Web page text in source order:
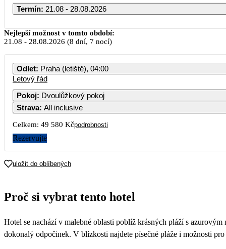
Termín: 21.08 - 28.08.2026
Nejlepší možnost v tomto období:
21.08 - 28.08.2026 (8 dní, 7 nocí)
Odlet: Praha (letiště), 04:00
Letový řád
Pokoj: Dvoulůžkový pokoj
Strava: All inclusive
Celkem: 49 580 Kčpodrobnosti
Rezervujte
uložit do oblíbených
Proč si vybrat tento hotel
Hotel se nachází v malebné oblasti poblíž krásných pláží s
dokonalý odpočinek. V blízkosti najdete písečné pláže i možnosti